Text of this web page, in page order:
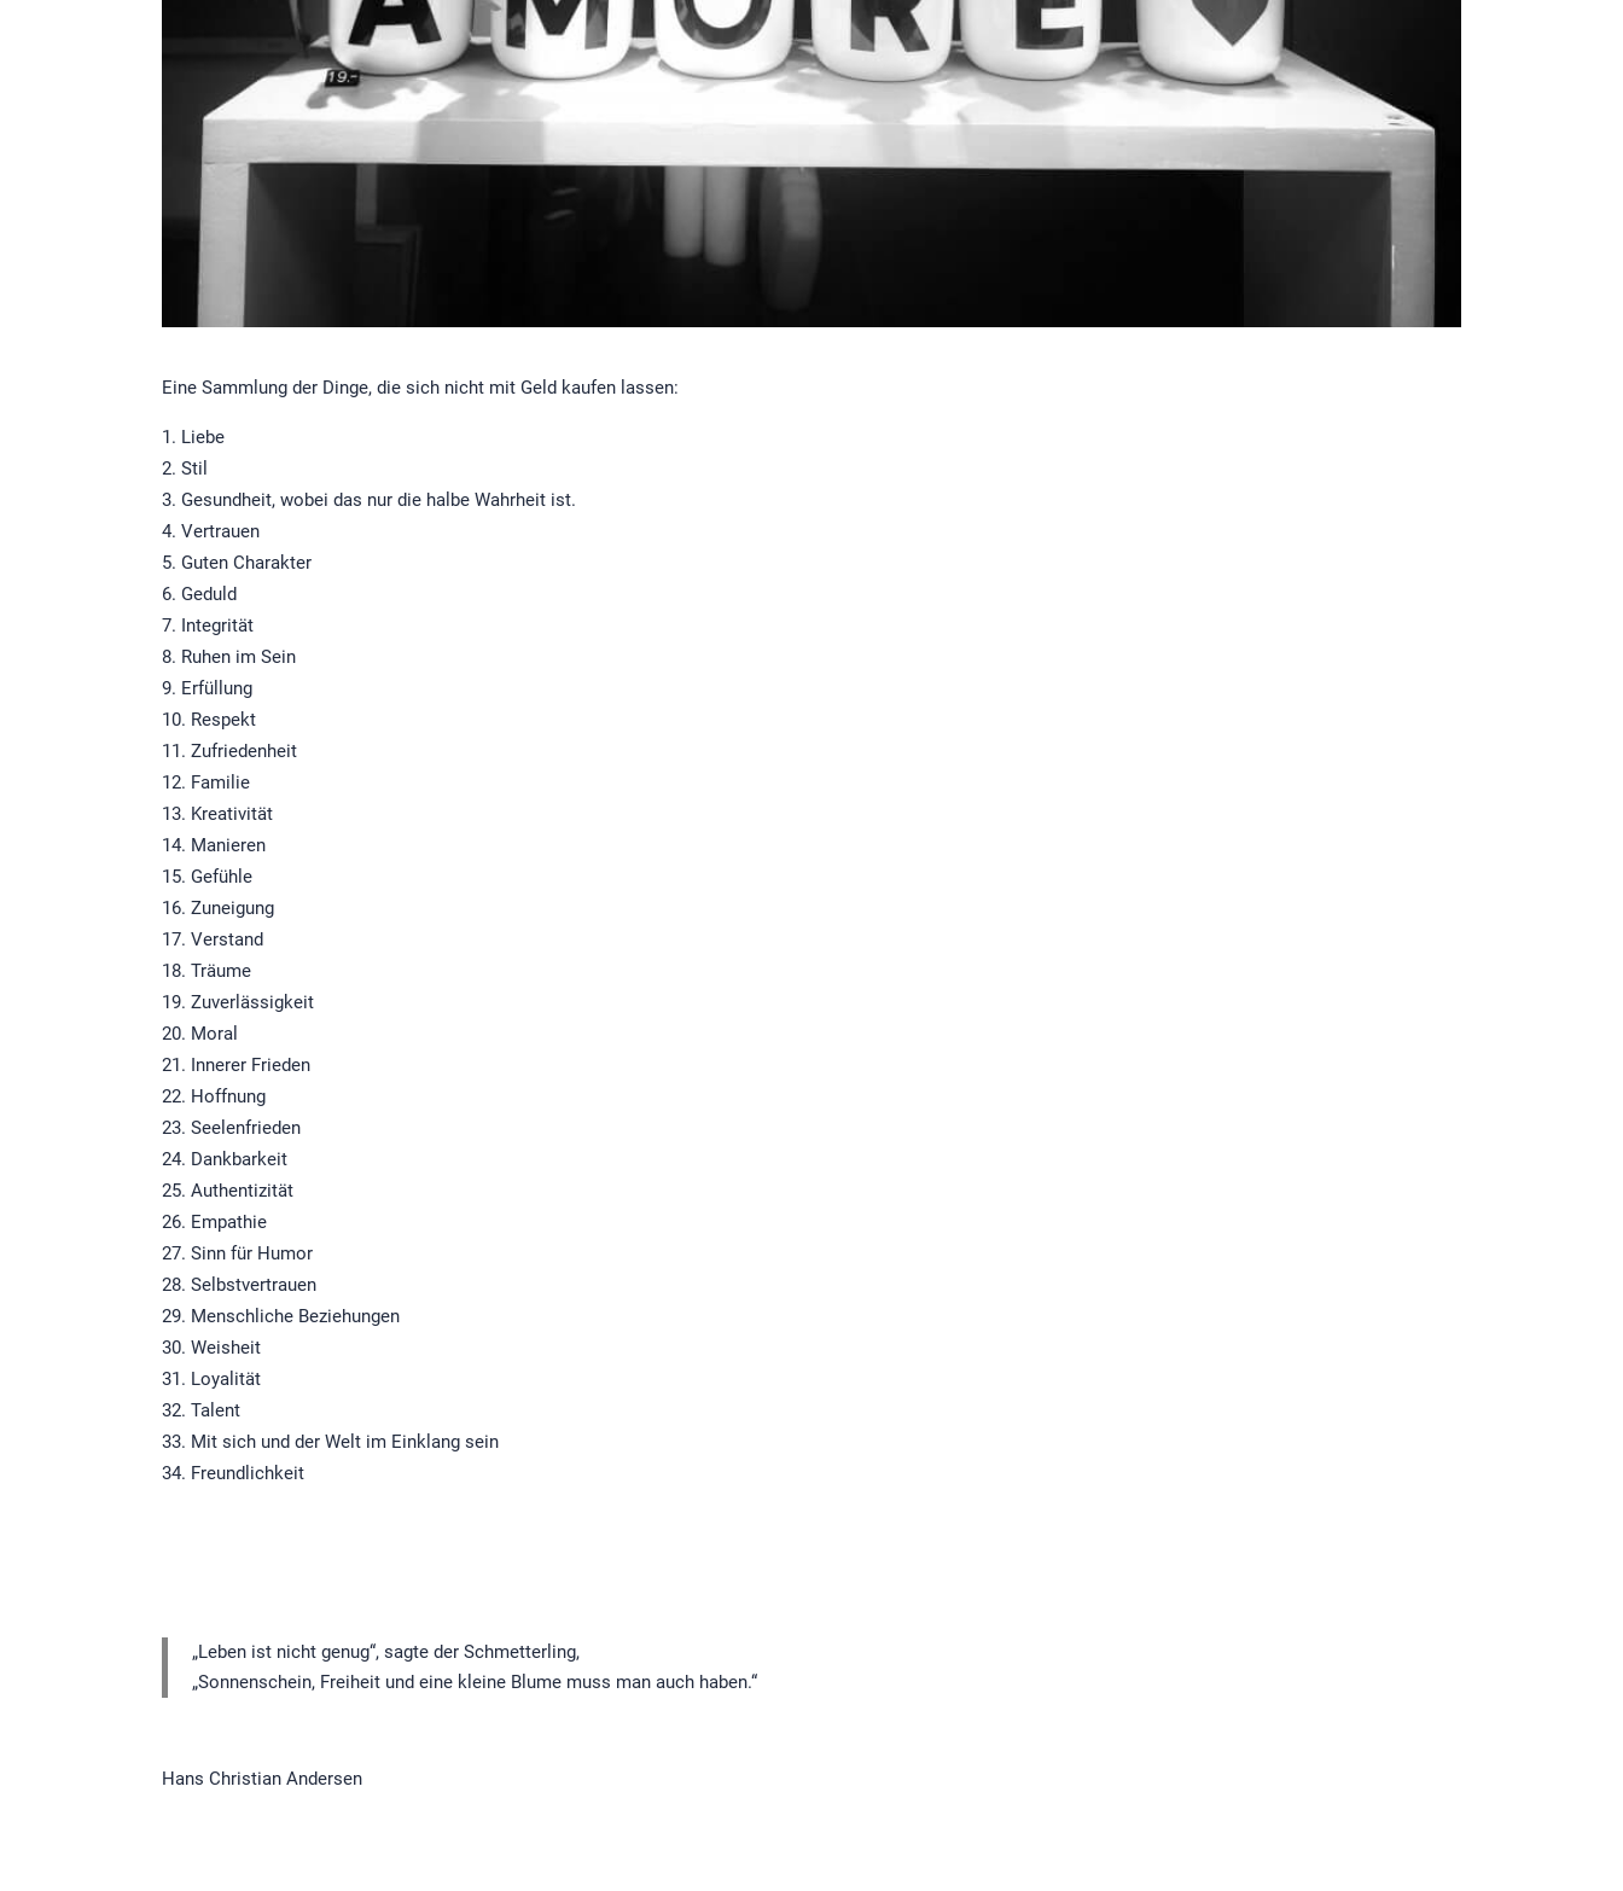
Eine Sammlung der Dinge, die sich nicht mit Geld kaufen lassen:
Liebe
Stil
Gesundheit, wobei das nur die halbe Wahrheit ist.
Vertrauen
Guten Charakter
Geduld
Integrität
Ruhen im Sein
Erfüllung
Respekt
Zufriedenheit
Familie
Kreativität
Manieren
Gefühle
Zuneigung
Verstand
Träume
Zuverlässigkeit
Moral
Innerer Frieden
Hoffnung
Seelenfrieden
Dankbarkeit
Authentizität
Empathie
Sinn für Humor
Selbstvertrauen
Menschliche Beziehungen
Weisheit
Loyalität
Talent
Mit sich und der Welt im Einklang sein
Freundlichkeit
„Leben ist nicht genug“, sagte der Schmetterling,
„Sonnenschein, Freiheit und eine kleine Blume muss man auch haben.“
Hans Christian Andersen